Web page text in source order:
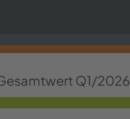
Q1/2026